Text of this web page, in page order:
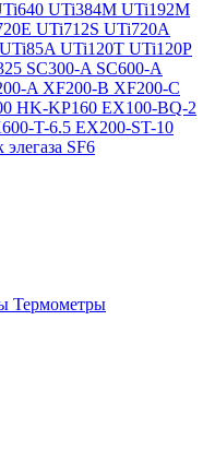
UTi384M UTi192M
UTi712S UTi720A
UTi85A UTi120T UTi120P
SC300-A SC600-A
A XF200-B XF200-C
HK-KP160 EX100-BQ-2
T-6.5 EX200-ST-10
SF6
Термометры